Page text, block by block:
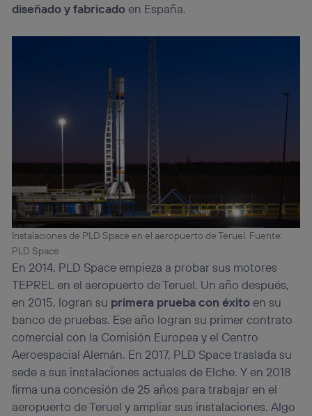
diseñado y fabricadoen España.
Instalaciones de PLD Space en el aeropuerto de Teruel. Fuente:
PLD Space
En 2014, PLD Space empieza a probar sus motores
TEPREL en el aeropuerto de Teruel. Un año después,
en 2015, logran su primera prueba con éxitoen su
banco de pruebas. Ese año logran su primer contrato
comercial con la Comisión Europea y el Centro
Aeroespacial Alemán. En 2017, PLD Space traslada su
sede a sus instalaciones actuales de Elche. Y en 2018
firma una concesión de 25 años para trabajar en el
aeropuerto de Teruel y ampliar sus instalaciones. Algo